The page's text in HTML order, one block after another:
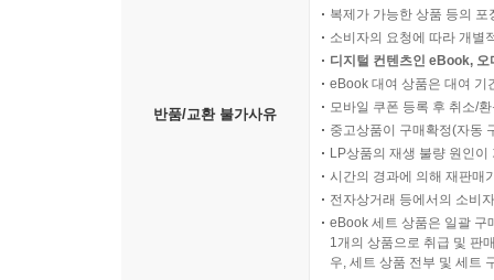
반품/교환 불가사유
복제가 가능한 상품 등의
소비자의 요청에 따라 개별
디지털 컨텐츠인 eBook,
eBook 대여 상품은 대여 기
모바일 쿠폰 등록 후 취소/
중고상품이 구매확정(자동
LP상품의 재생 불량 원인
시간의 경과에 의해 재판매
전자상거래 등에서의 소비
eBook 세트 상품은 일괄 구
1개의 상품으로 취급 및 판
우, 세트 상품 전부 및 세트